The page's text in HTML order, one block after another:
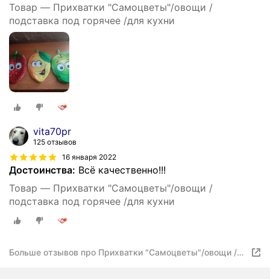
Товар — Прихватки "Самоцветы"/овощи /
подставка под горячее /для кухни
vita70pr
125 отзывов
16 января 2022
Достоинства: Всё качественно!!!
Товар — Прихватки "Самоцветы"/овощи /
подставка под горячее /для кухни
Больше отзывов про Прихватки "Самоцветы"/овощи /